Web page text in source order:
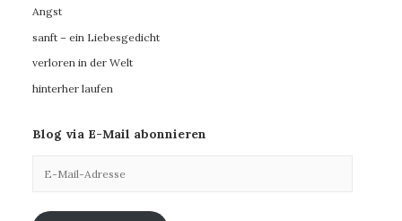
Angst
sanft – ein Liebesgedicht
verloren in der Welt
hinterher laufen
Blog via E-Mail abonnieren
Mail-